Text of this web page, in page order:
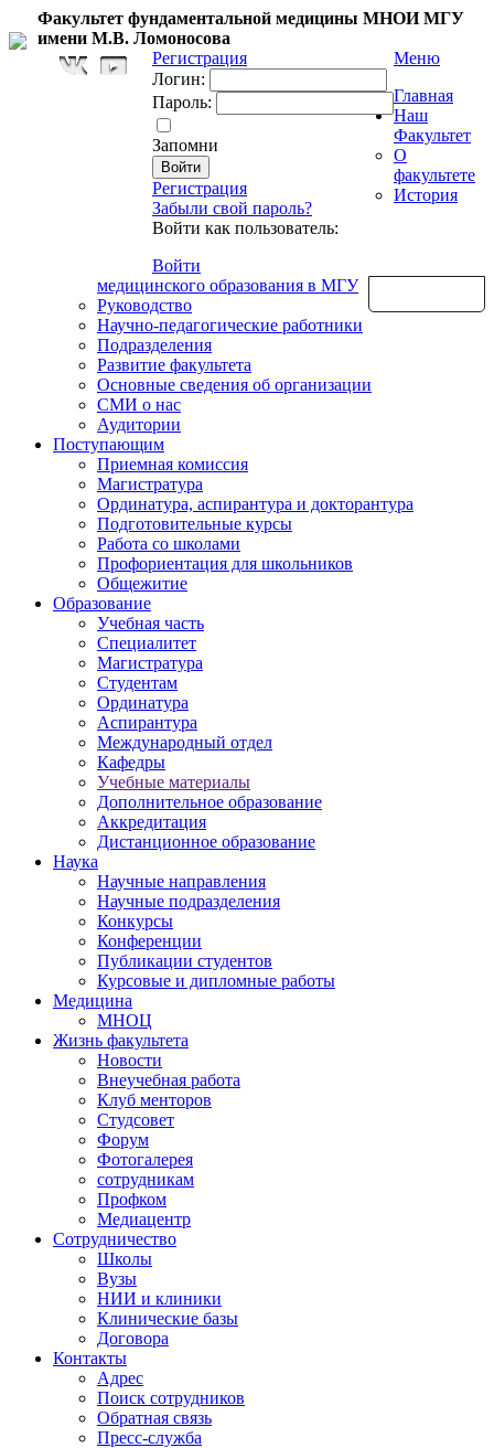
Факультет фундаментальной медицины МНОИ МГУ
имени М.В. Ломоносова
Регистрация
Логин:
Пароль:
Запомни
Регистрация
Забыли свой пароль?
Войти как пользователь:
Войти
Меню
Главная
Наш
Факультет
О
факультете
История
медицинского образования в МГУ
Руководство
Научно-педагогические работники
Подразделения
Развитие факультета
Основные сведения об организации
СМИ о нас
Аудитории
Поступающим
Приемная комиссия
Магистратура
Ординатура, аспирантура и докторантура
Подготовительные курсы
Работа со школами
Профориентация для школьников
Общежитие
Образование
Учебная часть
Специалитет
Магистратура
Студентам
Ординатура
Аспирантура
Международный отдел
Кафедры
Учебные материалы
Дополнительное образование
Аккредитация
Дистанционное образование
Наука
Научные направления
Научные подразделения
Конкурсы
Конференции
Публикации студентов
Курсовые и дипломные работы
Медицина
МНОЦ
Жизнь факультета
Новости
Внеучебная работа
Клуб менторов
Студсовет
Форум
Фотогалерея
сотрудникам
Профком
Медиацентр
Сотрудничество
Школы
Вузы
НИИ и клиники
Клинические базы
Договора
Контакты
Адрес
Поиск сотрудников
Обратная связь
Пресс-служба